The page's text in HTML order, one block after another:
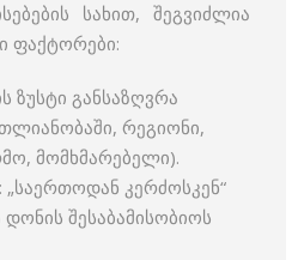
სახით, შეგვიძლია
ფაქტორები:
ზუსტი განსაზღვრა
რეგიონი,
მომხმარებელი).
„საერთოდან კერძოსკენ“
დონის შესაბამისობიოს